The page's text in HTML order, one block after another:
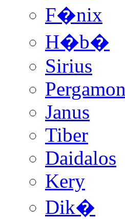
F�nix
H�b�
Sirius
Pergamon
Janus
Tiber
Daidalos
Kery
Dik�